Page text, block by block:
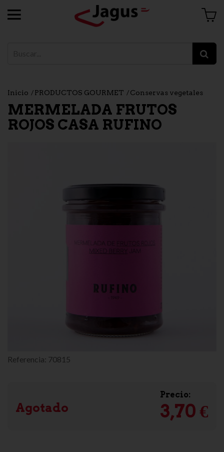
Inicio PRODUCTOS GOURMET Conservas vegetales
MERMELADA FRUTOS
ROJOS CASA RUFINO
Referencia: 70815
Agotado
Precio:
3,70 €